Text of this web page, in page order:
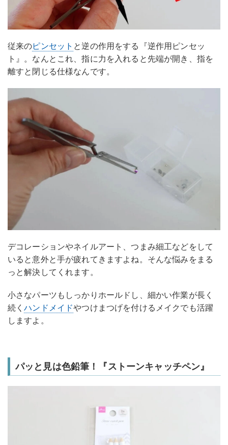
従来のピンセット と逆の作用をする『逆作用ピンセッ
ト』。なんとこれ、指に力を入れると先端が開き、指を
離すと閉じる仕様なんです。
デコレーションやネイルアート、つまみ細工などをして
いると意外と手が疲れてきますよね。そんな悩みをまる
っと解決してくれます。
小さなパーツもしっかりホールドし、細かい作業が長く
続くハンドメイドやつけまつげを付けるメイクでも活躍
しますよ。
パッと見は色鉛筆！『ストーンキャッチペン』